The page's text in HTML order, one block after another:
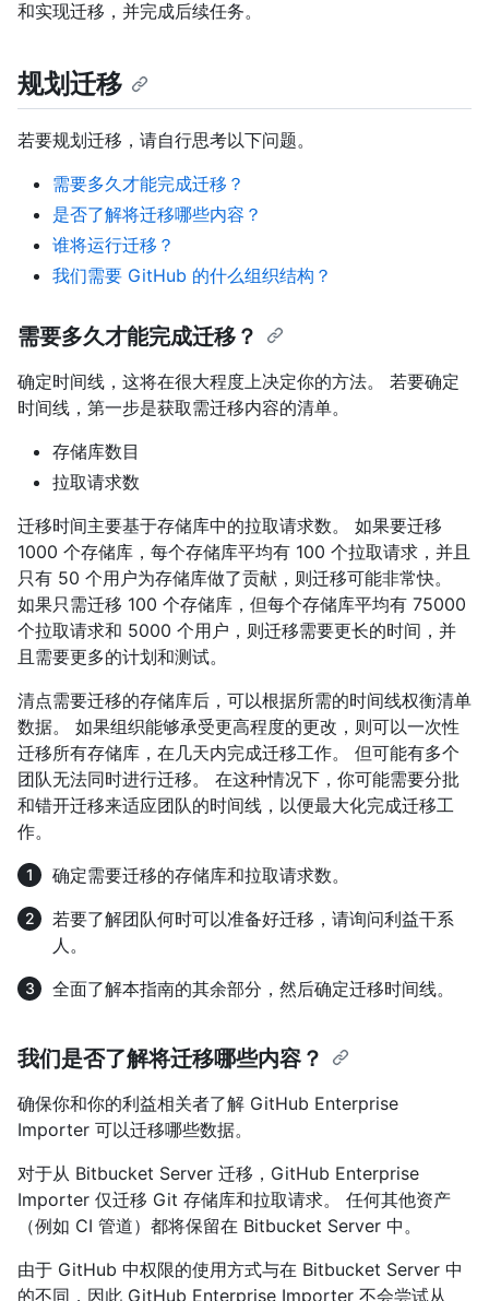
和实现迁移，并完成后续任务。
规划迁移
若要规划迁移，请自行思考以下问题。
需要多久才能完成迁移？
是否了解将迁移哪些内容？
谁将运行迁移？
我们需要 GitHub 的什么组织结构？
需要多久才能完成迁移？
确定时间线，这将在很大程度上决定你的方法。 若要确定
时间线，第一步是获取需迁移内容的清单。
存储库数目
拉取请求数
迁移时间主要基于存储库中的拉取请求数。 如果要迁移
1000 个存储库，每个存储库平均有 100 个拉取请求，并且
只有 50 个用户为存储库做了贡献，则迁移可能非常快。
如果只需迁移 100 个存储库，但每个存储库平均有 75000
个拉取请求和 5000 个用户，则迁移需要更长的时间，并
且需要更多的计划和测试。
清点需要迁移的存储库后，可以根据所需的时间线权衡清单
数据。 如果组织能够承受更高程度的更改，则可以一次性
迁移所有存储库，在几天内完成迁移工作。 但可能有多个
团队无法同时进行迁移。 在这种情况下，你可能需要分批
和错开迁移来适应团队的时间线，以便最大化完成迁移工
作。
确定需要迁移的存储库和拉取请求数。
若要了解团队何时可以准备好迁移，请询问利益干系
人。
全面了解本指南的其余部分，然后确定迁移时间线。
我们是否了解将迁移哪些内容？
确保你和你的利益相关者了解 GitHub Enterprise
Importer 可以迁移哪些数据。
对于从 Bitbucket Server 迁移，GitHub Enterprise
Importer 仅迁移 Git 存储库和拉取请求。 任何其他资产
（例如 CI 管道）都将保留在 Bitbucket Server 中。
由于 GitHub 中权限的使用方式与在 Bitbucket Server 中
的不同，因此 GitHub Enterprise Importer 不会尝试从